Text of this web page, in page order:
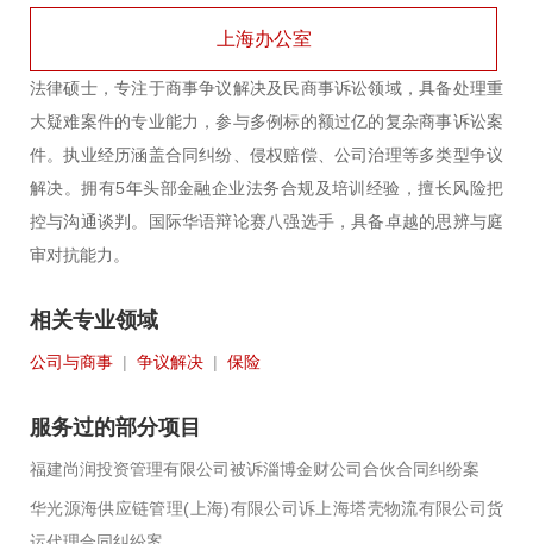
上海办公室
法律硕士，专注于商事争议解决及民商事诉讼领域，具备处理重
大疑难案件的专业能力，参与多例标的额过亿的复杂商事诉讼案
件。执业经历涵盖合同纠纷、侵权赔偿、公司治理等多类型争议
解决。拥有5年头部金融企业法务合规及培训经验，擅长风险把
控与沟通谈判。国际华语辩论赛八强选手，具备卓越的思辨与庭
审对抗能力。
相关专业领域
公司与商事 | 争议解决 | 保险
服务过的部分项目
福建尚润投资管理有限公司被诉淄博金财公司合伙合同纠纷案
华光源海供应链管理(上海)有限公司诉上海塔壳物流有限公司货